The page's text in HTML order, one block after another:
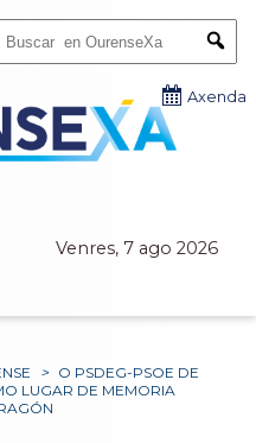
Venres, 7 ago 2026
Axenda
> O PSDEG-PSOE DE
LUGAR DE MEMORIA